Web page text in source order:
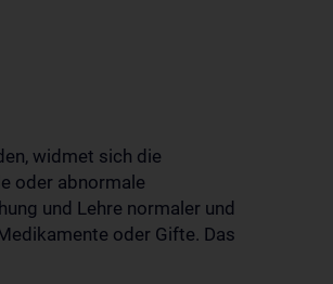
widmet sich die
oder abnormale
und Lehre normaler und
oder Gifte. Das